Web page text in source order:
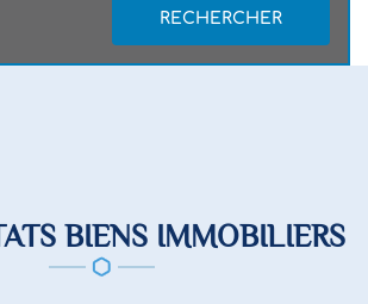
RECHERCHER
BIENS IMMOBILIERS